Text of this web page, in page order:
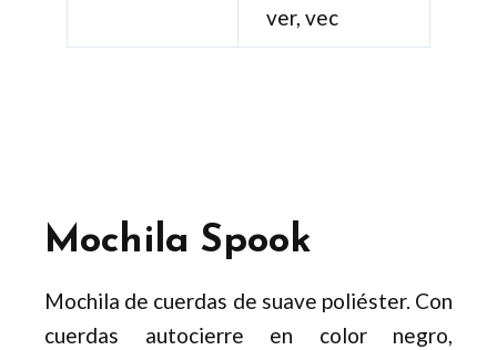
ver, vec
Mochila Spook
Mochila de cuerdas de suave poliéster. Con
cuerdas autocierre en color negro,